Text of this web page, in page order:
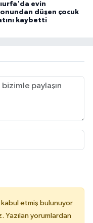
evin
düşen çocuk
kaybetti
kabul etmiş bulunuyor
Yazılan yorumlardan